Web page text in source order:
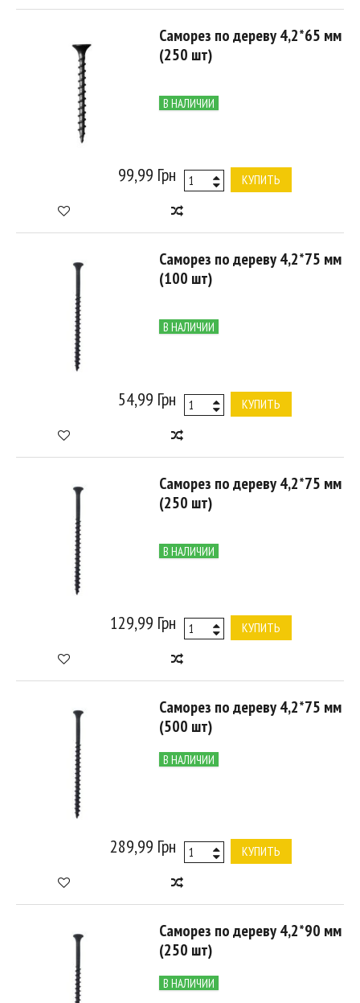
Саморез по дереву 4,2*65 мм
(250 шт)
В НАЛИЧИИ
99,99 Грн КУПИТЬ
Саморез по дереву 4,2*75 мм
(100 шт)
В НАЛИЧИИ
54,99 Грн КУПИТЬ
Саморез по дереву 4,2*75 мм
(250 шт)
В НАЛИЧИИ
129,99 Грн КУПИТЬ
Саморез по дереву 4,2*75 мм
(500 шт)
В НАЛИЧИИ
289,99 Грн КУПИТЬ
Саморез по дереву 4,2*90 мм
(250 шт)
В НАЛИЧИИ